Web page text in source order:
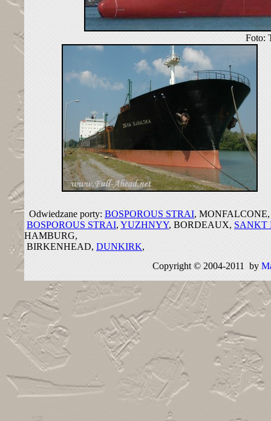
Foto:
Odwiedzane porty: BOSPOROUS STRAI,
BOSPOROUS STRAI, YUZHNYY, BORDEAUX, SANKT
HAMBURG,
BIRKENHEAD, DUNKIRK,
Copyright © 2004-2011 by